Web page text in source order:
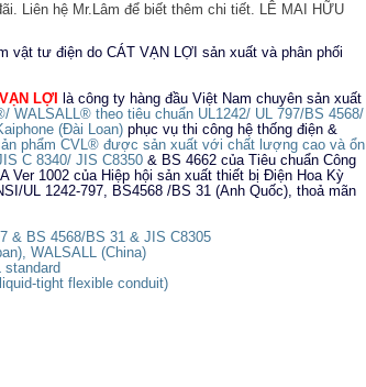
Liên hệ Mr.Lâm để biết thêm chi tiết. LÊ MAI HỮU
vật tư điện do CÁT VẠN LỢI sản xuất và phân phối
LỢI
là công ty hàng đầu Việt Nam chuyên sản xuất
WALSALL® theo tiêu chuẩn UL1242/ UL 797/BS 4568/
(Đài Loan) phục vụ thi công hệ thống điện &
phẩm CVL® được sản xuất với chất lượng cao và ổn
C 8340/ JIS C8350 & BS 4662 của Tiêu chuẩn Công
Ver 1002 của Hiệp hội sản xuất thiết bị Điện Hoa Kỳ
UL 1242-797, BS4568 /BS 31 (Anh Quốc), thoả mãn
& BS 4568/BS 31 & JIS C8305
WALSALL (China)
standard
tight flexible conduit)